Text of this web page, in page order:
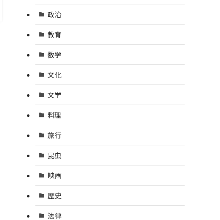
政治
教育
数学
文化
文学
料理
旅行
昆虫
映画
歴史
法律